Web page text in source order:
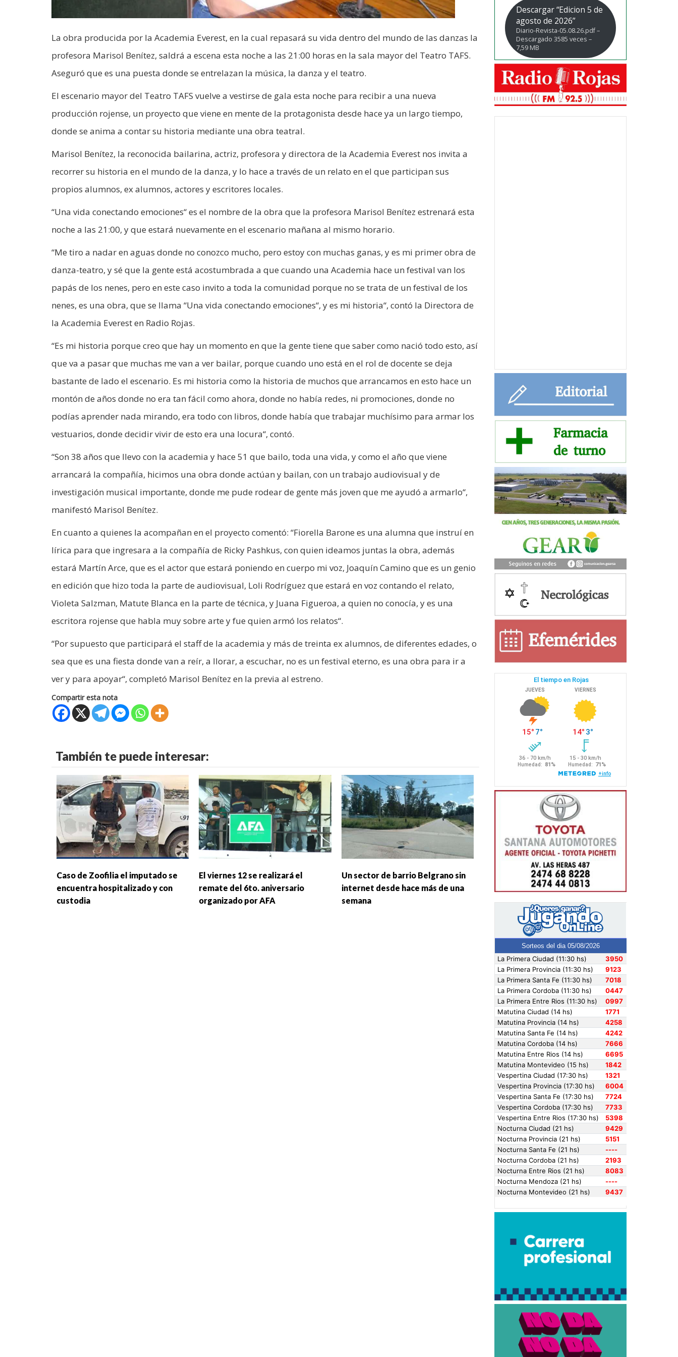
La obra producida por la Academia Everest, en la cual repasará su vida dentro del mundo de las danzas la
profesora Marisol Benítez, saldrá a escena esta noche a las 21:00 horas en la sala mayor del Teatro TAFS.
Aseguró que es una puesta donde se entrelazan la música, la danza y el teatro.
El escenario mayor del Teatro TAFS vuelve a vestirse de gala esta noche para recibir a una nueva
producción rojense, un proyecto que viene en mente de la protagonista desde hace ya un largo tiempo,
donde se anima a contar su historia mediante una obra teatral.
Marisol Benítez, la reconocida bailarina, actriz, profesora y directora de la Academia Everest nos invita a
recorrer su historia en el mundo de la danza, y lo hace a través de un relato en el que participan sus
propios alumnos, ex alumnos, actores y escritores locales.
“Una vida conectando emociones“ es el nombre de la obra que la profesora Marisol Benítez estrenará esta
noche a las 21:00, y que estará nuevamente en el escenario mañana al mismo horario.
“Me tiro a nadar en aguas donde no conozco mucho, pero estoy con muchas ganas, y es mi primer obra de
danza-teatro, y sé que la gente está acostumbrada a que cuando una Academia hace un festival van los
papás de los nenes, pero en este caso invito a toda la comunidad porque no se trata de un festival de los
nenes, es una obra, que se llama “Una vida conectando emociones“, y es mi historia“, contó la Directora de
la Academia Everest en Radio Rojas.
“Es mi historia porque creo que hay un momento en que la gente tiene que saber como nació todo esto, así
que va a pasar que muchas me van a ver bailar, porque cuando uno está en el rol de docente se deja
bastante de lado el escenario. Es mi historia como la historia de muchos que arrancamos en esto hace un
montón de años donde no era tan fácil como ahora, donde no había redes, ni promociones, donde no
podías aprender nada mirando, era todo con libros, donde había que trabajar muchísimo para armar los
vestuarios, donde decidir vivir de esto era una locura“, contó.
“Son 38 años que llevo con la academia y hace 51 que bailo, toda una vida, y como el año que viene
arrancará la compañía, hicimos una obra donde actúan y bailan, con un trabajo audiovisual y de
investigación musical importante, donde me pude rodear de gente más joven que me ayudó a armarlo“,
manifestó Marisol Benítez.
En cuanto a quienes la acompañan en el proyecto comentó: “Fiorella Barone es una alumna que instruí en
lírica para que ingresara a la compañía de Ricky Pashkus, con quien ideamos juntas la obra, además
estará Martín Arce, que es el actor que estará poniendo en cuerpo mi voz, Joaquín Camino que es un genio
en edición que hizo toda la parte de audiovisual, Loli Rodríguez que estará en voz contando el relato,
Violeta Salzman, Matute Blanca en la parte de técnica, y Juana Figueroa, a quien no conocía, y es una
escritora rojense que habla muy sobre arte y fue quien armó los relatos“.
“Por supuesto que participará el staff de la academia y más de treinta ex alumnos, de diferentes edades, o
sea que es una fiesta donde van a reír, a llorar, a escuchar, no es un festival eterno, es una obra para ir a
ver y para apoyar“, completó Marisol Benítez en la previa al estreno.
Compartir esta nota
También te puede interesar:
Caso de Zoofilia el imputado se
encuentra hospitalizado y con
custodia
El viernes 12 se realizará el
remate del 6to. aniversario
organizado por AFA
Un sector de barrio Belgrano sin
internet desde hace más de una
semana
Descargar “Edicion 5 de
agosto de 2026”
Diario-Revista-05.08.26.pdf –
Descargado 3585 veces –
7,59 MB